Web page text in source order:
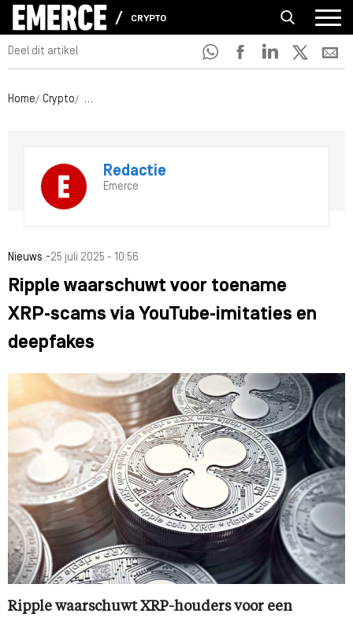
CRYPTO
Deel dit artikel
Home Crypto Ripple waarschuwt voor toename XRP‑scams via
Redactie
Emerce
Nieuws -25 juli 2025 - 10:56
Ripple waarschuwt voor toename
XRP‑scams via YouTube‑imitaties en
deepfakes
Ripple waarschuwt XRP-houders voor een